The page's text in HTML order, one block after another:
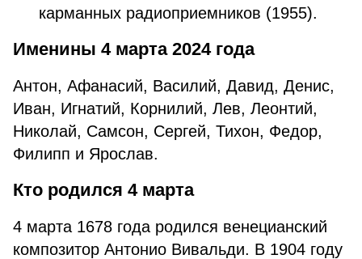
карманных радиоприемников (1955).
Именины 4 марта 2024 года
Антон, Афанасий, Василий, Давид, Денис,
Иван, Игнатий, Корнилий, Лев, Леонтий,
Николай, Самсон, Сергей, Тихон, Федор,
Филипп и Ярослав.
Кто родился 4 марта
4 марта 1678 года родился венецианский
композитор Антонио Вивальди. В 1904 году